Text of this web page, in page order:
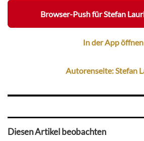
Browser-Push für Stefan
In der App öffnen
Autorenseite: Stefan
Diesen Artikel beobachten